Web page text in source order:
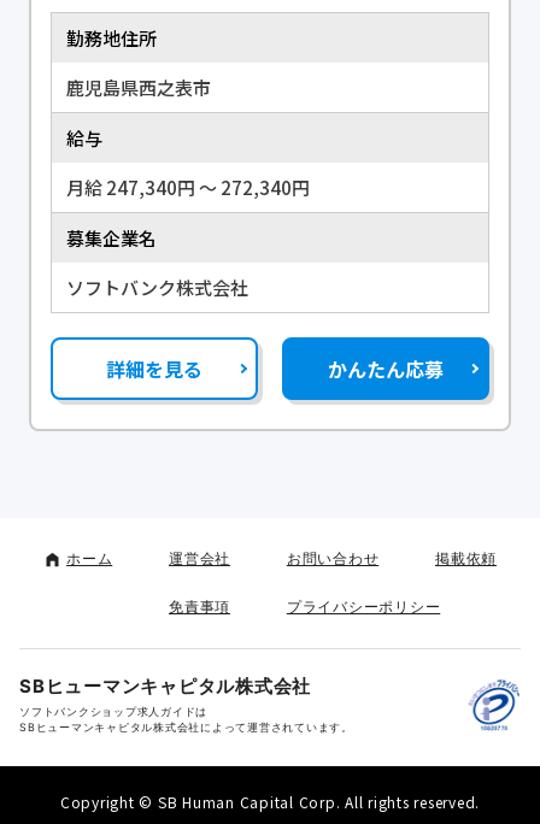
勤務地住所
鹿児島県西之表市
給与
月給 247,340円 〜 272,340円
募集企業名
ソフトバンク株式会社
詳細を見る かんたん応募
ホーム 運営会社 お問い合わせ 掲載依頼
免責事項 プライバシーポリシー
SBヒューマンキャピタル株式会社
ソフトバンクショップ求人ガイドは
SBヒューマンキャピタル株式会社によって運営されています。
Copyright © SB Human Capital Corp. All rights reserved.